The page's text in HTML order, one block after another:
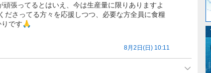
張ってるとはいえ、今は生産量に限りありますよ
ださってる方々を応援しつつ、必要な方全員に食糧
りです🙏
8月2日(日) 10:11